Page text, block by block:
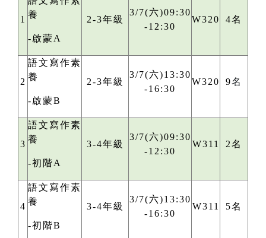
1 養
-啟蒙A
2-3年級
3/7(六)09:30
-12:30
W320 4名
2
語文寫作素
養
-啟蒙B
2-3年級
3/7(六)13:30
-16:30
W320 9名
3
語文寫作素
養
-初階A
3-4年級
3/7(六)09:30
-12:30
W311 2名
4
語文寫作素
養
-初階B
3-4年級
3/7(六)13:30
-16:30
W311 5名